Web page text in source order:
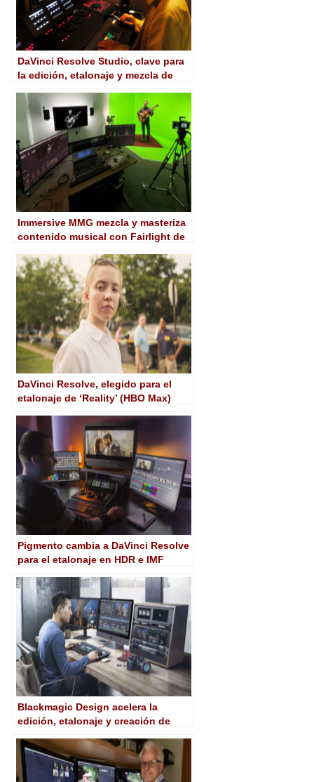
DaVinci Resolve Studio, clave para
la edición, etalonaje y mezcla de
Immersive MMG mezcla y masteriza
contenido musical con Fairlight de
DaVinci Resolve, elegido para el
etalonaje de ‘Reality’ (HBO Max)
Pigmento cambia a DaVinci Resolve
para el etalonaje en HDR e IMF
Blackmagic Design acelera la
edición, etalonaje y creación de
DaVinci Resolve